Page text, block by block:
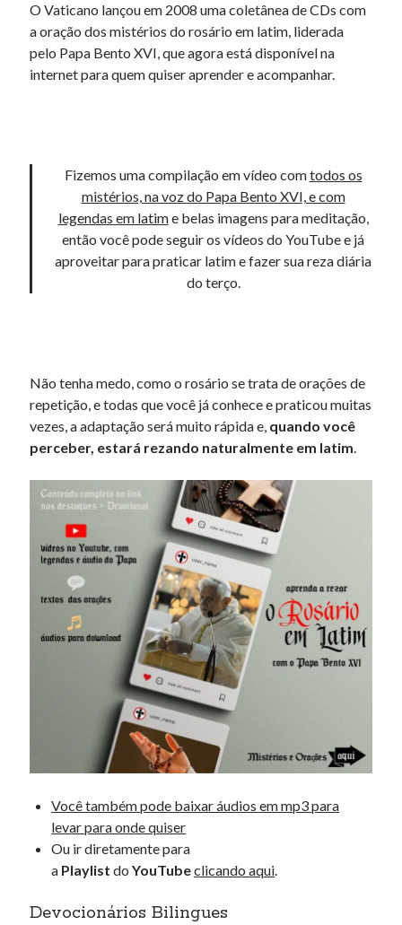
O Vaticano lançou em 2008 uma coletânea de CDs com
a oração dos mistérios do rosário em latim, liderada
pelo Papa Bento XVI, que agora está disponível na
internet para quem quiser aprender e acompanhar.
Fizemos uma compilação em vídeo comtodos os
mistérios, na voz do Papa Bento XVI, e com
legendas em latime belas imagens para meditação,
então você pode seguir os vídeos do YouTube e já
aproveitar para praticar latim e fazer sua reza diária
do terço.
Não tenha medo, como o rosário se trata de orações de
repetição, e todas que você já conhece e praticou muitas
vezes, a adaptação será muito rápida e, quando você
perceber, estará rezando naturalmente em latim.
Você também pode baixar áudios em mp3 para
levar para onde quiser
Ou ir diretamente para
a Playlist doYouTubeclicando aqui.
Devocionários Bilingues